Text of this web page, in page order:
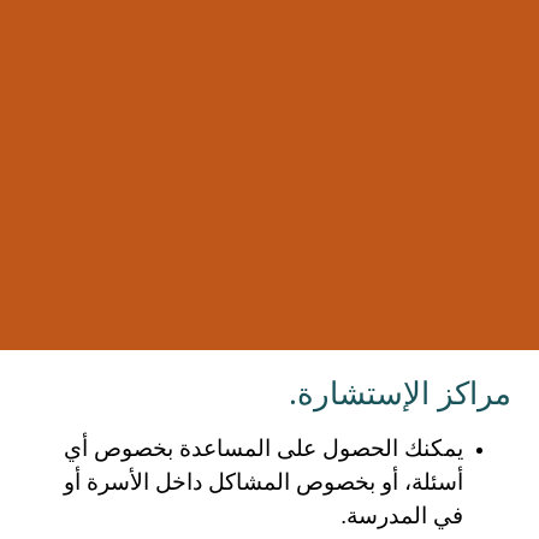
مراكز الإستشارة.
يمكنك الحصول على المساعدة بخصوص أي
أسئلة، أو بخصوص المشاكل داخل الأسرة أو
في المدرسة.